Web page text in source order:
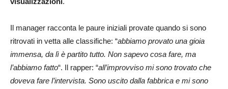
Il manager racconta le paure iniziali provate quando si sono
ritrovati in vetta alle classifiche: “abbiamo provato una gioia
immensa, da lì è partito tutto. Non sapevo cosa fare, ma
l’abbiamo fatto“. Il rapper: “all’improvviso mi sono trovato che
doveva fare l’intervista. Sono uscito dalla fabbrica e mi sono